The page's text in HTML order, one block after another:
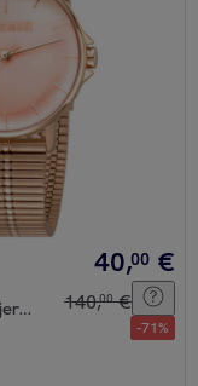
40,00 €
140,00 €
-71%